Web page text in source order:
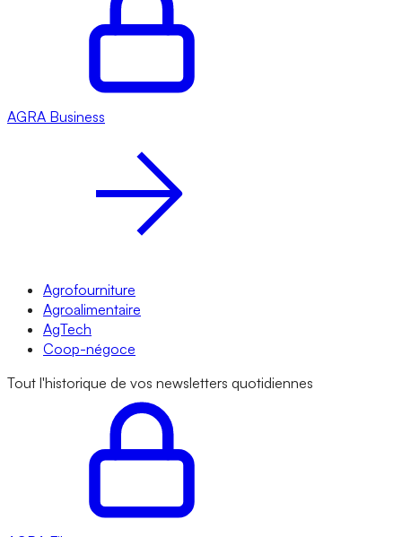
AGRA Business
Agrofourniture
Agroalimentaire
AgTech
Coop-négoce
Tout l'historique de vos newsletters quotidiennes